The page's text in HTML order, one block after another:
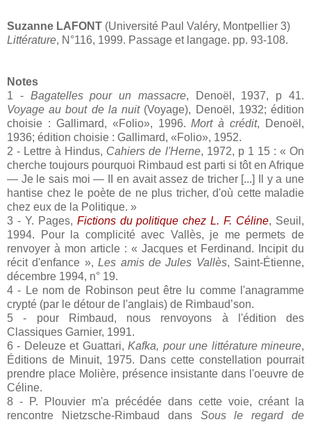
Suzanne LAFONT (Université Paul Valéry, Montpellier 3)
Littérature, N°116, 1999. Passage et langage. pp. 93-108.
Notes
1 - Bagatelles pour un massacre, Denoël, 1937, p 41.
Voyage au bout de la nuit(Voyage), Denoël, 1932; édition
choisie : Gallimard, «Folio», 1996.Mort à crédit, Denoël,
1936; édition choisie : Gallimard, «Folio», 1952.
2 - Lettre à Hindus, Cahiers de l'Herne, 1972, p 1 15 : « On
cherche toujours pourquoi Rimbaud est parti si tôt en Afrique
— Je le sais moi — II en avait assez de tricher [...] Il y a une
hantise chez le poète de ne plus tricher, d'où cette maladie
chez eux de la Politique. »
3 - Y. Pages, Fictions du politique chez L. F. Céline, Seuil,
1994. Pour la complicité avec Vallès, je me permets de
renvoyer à mon article : « Jacques et Ferdinand. Incipit du
récit d'enfance »,Les amis de Jules Vallès, Saint-Étienne,
décembre 1994, n° 19.
4 - Le nom de Robinson peut être lu comme l'anagramme
crypté (par le détour de l'anglais) de Rimbaud’son.
5 - pour Rimbaud, nous renvoyons à l'édition des
Classiques Garnier, 1991.
6 - Deleuze et Guattari,Kafka, pour une littérature mineure,
Éditions de Minuit, 1975. Dans cette constellation pourrait
prendre place Molière, présence insistante dans l'oeuvre de
Céline.
8 - P. Plouvier m'a précédée dans cette voie, créant la
rencontre Nietzsche-Rimbaud dans Sous le regard de